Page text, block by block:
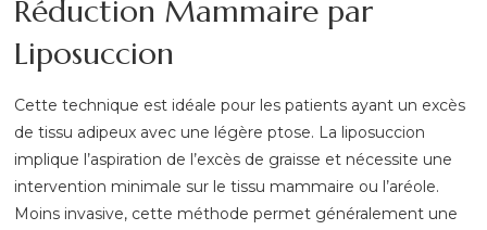
Réduction Mammaire par
Liposuccion
Cette technique est idéale pour les patients ayant un excès
de tissu adipeux avec une légère ptose. La liposuccion
implique l’aspiration de l’excès de graisse et nécessite une
intervention minimale sur le tissu mammaire ou l’aréole.
Moins invasive, cette méthode permet généralement une